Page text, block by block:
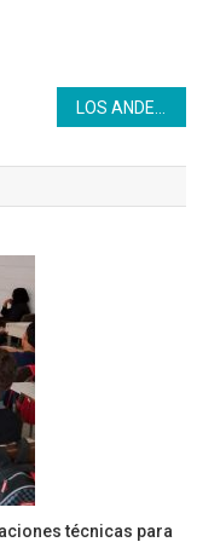
técnicas para